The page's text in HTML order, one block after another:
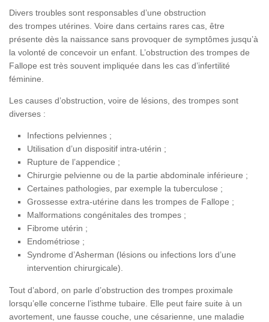
Divers troubles sont responsables d’une obstruction
des trompes utérines. Voire dans certains rares cas, être
présente dès la naissance sans provoquer de symptômes jusqu’à
la volonté de concevoir un enfant. L’obstruction des trompes de
Fallope est très souvent impliquée dans les cas d’infertilité
féminine.
Les causes d’obstruction, voire de lésions, des trompes sont
diverses :
Infections pelviennes ;
Utilisation d’un dispositif intra-utérin ;
Rupture de l’appendice ;
Chirurgie pelvienne ou de la partie abdominale inférieure ;
Certaines pathologies, par exemple la tuberculose ;
Grossesse extra-utérine dans les trompes de Fallope ;
Malformations congénitales des trompes ;
Fibrome utérin ;
Endométriose ;
Syndrome d’Asherman (lésions ou infections lors d’une
intervention chirurgicale).
Tout d’abord, on parle d’obstruction des trompes proximale
lorsqu’elle concerne l’isthme tubaire. Elle peut faire suite à un
avortement, une fausse couche, une césarienne, une maladie